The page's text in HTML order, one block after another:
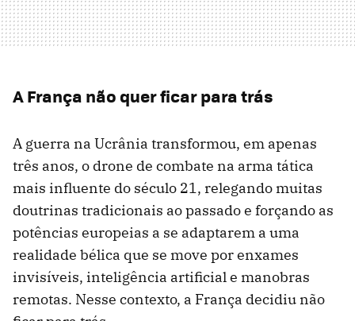
A França não quer ficar para trás
A guerra na Ucrânia transformou, em apenas
três anos, o drone de combate na arma tática
mais influente do século 21, relegando muitas
doutrinas tradicionais ao passado e forçando as
potências europeias a se adaptarem a uma
realidade bélica que se move por enxames
invisíveis, inteligência artificial e manobras
remotas. Nesse contexto, a França decidiu não